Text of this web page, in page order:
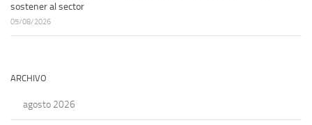
sostener al sector
05/08/2026
ARCHIVO
agosto 2026